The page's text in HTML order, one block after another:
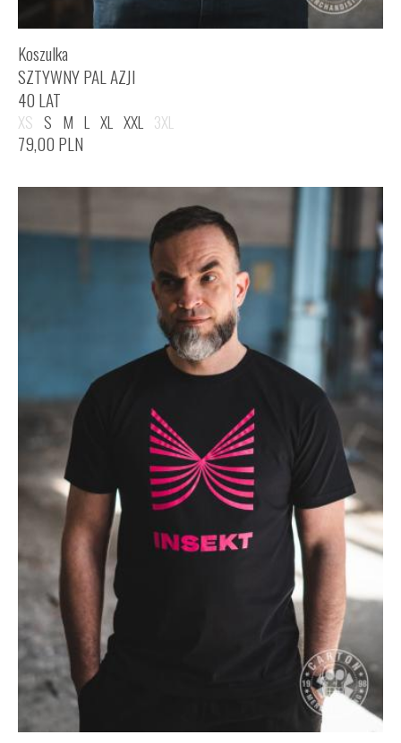
Koszulka
SZTYWNY PAL AZJI
40 LAT
XS S M L XL XXL 3XL
79,00 PLN